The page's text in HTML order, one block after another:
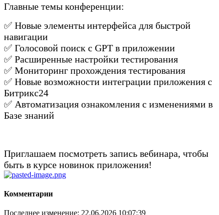
Главные темы конференции:
✅️ Новые элементы интерфейса для быстрой
навигации
✅️ Голосовой поиск с GPT в приложении
✅️ Расширенные настройки тестирования
✅️ Мониторинг прохождения тестирования
✅️ Новые возможности интеграции приложения с
Битрикс24
✅️ Автоматизация ознакомления с изменениями в
Базе знаний
Приглашаем посмотреть запись вебинара, чтобы
быть в курсе новинок приложения!
Комментарии
Последнее изменение: 22.06.2026 10:07:39